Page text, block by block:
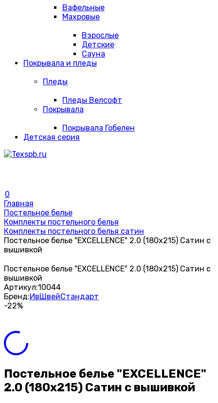
Вафельные
Махровые
Взрослые
Детские
Сауна
Покрывала и пледы
Пледы
Пледы Велсофт
Покрывала
Покрывала Гобелен
Детская серия
0
Главная
Постельное белье
Комплекты постельного белья
Комплекты постельного белья сатин
Постельное белье "EXCELLENCE" 2.0 (180х215) Сатин с
вышивкой
Постельное белье "EXCELLENCE" 2.0 (180х215) Сатин с
вышивкой
Артикул:10044
Бренд:ИвШвейСтандарт
-22%
Постельное белье "EXCELLENCE"
2.0 (180х215) Сатин с вышивкой